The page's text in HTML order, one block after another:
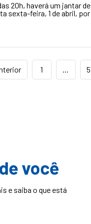
20h, haverá um jantar
sexta-feira, 1 de abril,
1 …
você
e saiba o que está